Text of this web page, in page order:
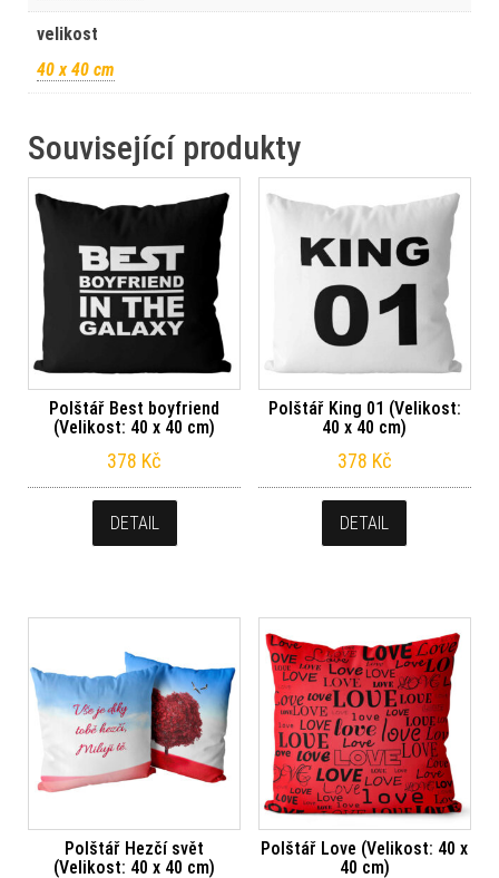
velikost
40 x 40 cm
Související produkty
Polštář Best boyfriend
(Velikost: 40 x 40 cm)
378 Kč
DETAIL
Polštář King 01 (Velikost:
40 x 40 cm)
378 Kč
DETAIL
Polštář Hezčí svět
(Velikost: 40 x 40 cm)
Polštář Love (Velikost: 40 x
40 cm)